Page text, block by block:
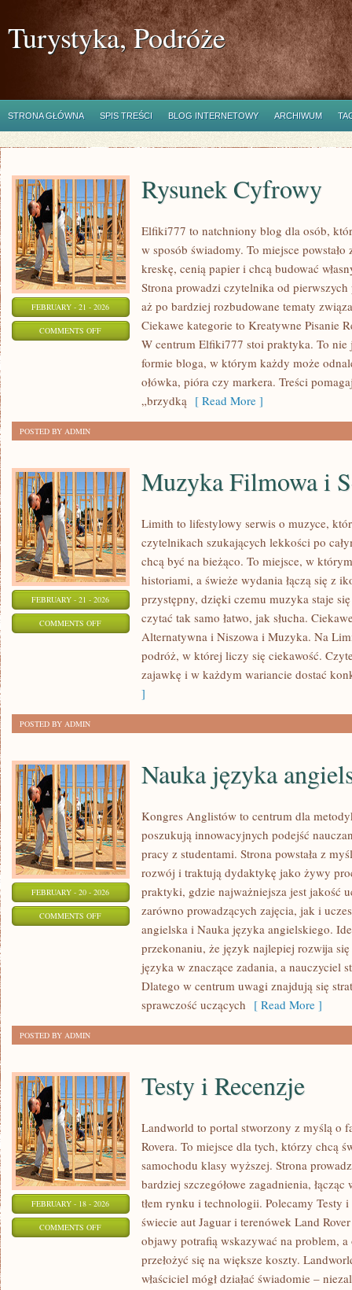
Turystyka, Podróże
STRONA GŁÓWNA SPIS TREŚCI BLOG INTERNETOWY ARCHIWUM
FEBRUARY - 21 - 2026
COMMENTS OFFON
Rysunek Cyfrowy
Elfiki777 to natchniony blog dla osób,
w sposób świadomy. To miejsce
kreskę, cenią papier i chcą budować
Strona prowadzi czytelnika od
aż po bardziej rozbudowane tematy
Ciekawe kategorie to Kreatywne Pisanie
W centrum Elfiki777 stoi praktyka. To
formie bloga, w którym każdy może
ołówka, pióra czy markera. Treści
„brzydką [ Read More ]
POSTED BY ADMIN
FEBRUARY - 21 - 2026
COMMENTS OFFON
SERIALOWA
Muzyka Filmowa i
Limith to lifestylowy serwis o muzyce,
czytelnikach szukających lekkości po
chcą być na bieżąco. To miejsce, w
historiami, a świeże wydania łączą się z
przystępny, dzięki czemu muzyka staje
czytać tak samo łatwo, jak słucha.
Alternatywna i Niszowa i Muzyka. Na
podróż, w której liczy się ciekawość.
zajawkę i w każdym wariancie dostać
]
POSTED BY ADMIN
FEBRUARY - 20 - 2026
COMMENTS OFFON
ANGIELSKIEGO
Nauka języka
Kongres Anglistów to centrum dla
poszukują innowacyjnych podejść
pracy z studentami. Strona powstała z
rozwój i traktują dydaktykę jako żywy
praktyki, gdzie najważniejsza jest jakość
zarówno prowadzących zajęcia, jak i
angielska i Nauka języka angielskiego.
przekonaniu, że język najlepiej rozwija
języka w znaczące zadania, a nauczyciel
Dlatego w centrum uwagi znajdują się
sprawczość uczących [ Read More ]
POSTED BY ADMIN
FEBRUARY - 18 - 2026
COMMENTS OFFON
Testy i Recenzje
Landworld to portal stworzony z myślą o
Rovera. To miejsce dla tych, którzy chcą
samochodu klasy wyższej. Strona
bardziej szczegółowe zagadnienia,
tłem rynku i technologii. Polecamy Testy
świecie aut Jaguar i terenówek Land
objawy potrafią wskazywać na problem, a
przełożyć się na większe koszty.
właściciel mógł działać świadomie –